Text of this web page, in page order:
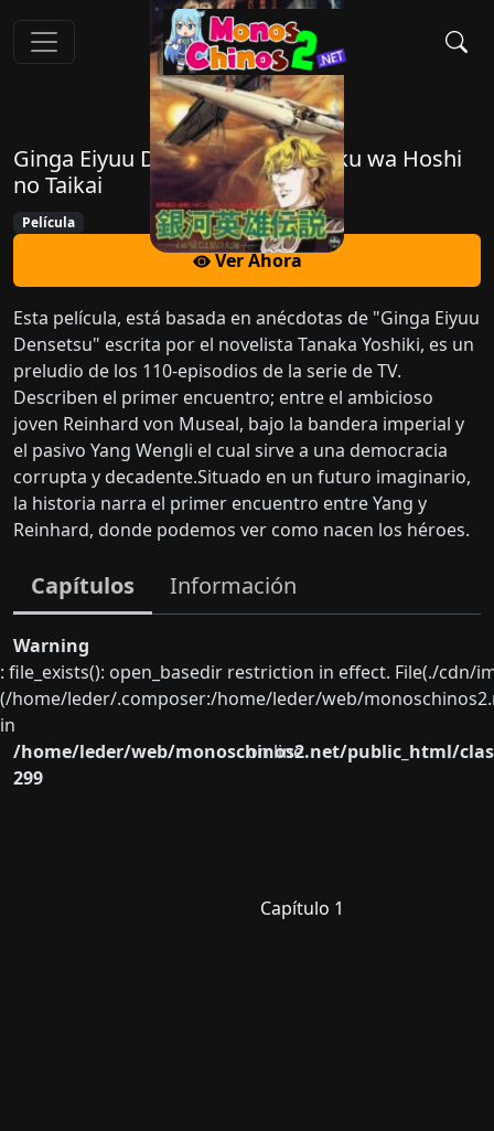
Ginga Eiyuu Densetsu: Waga Yuku wa Hoshi
no Taikai
Película
Ver Ahora
Esta película, está basada en anécdotas de "Ginga Eiyuu
Densetsu" escrita por el novelista Tanaka Yoshiki, es un
preludio de los 110-episodios de la serie de TV.
Describen el primer encuentro; entre el ambicioso
joven Reinhard von Museal, bajo la bandera imperial y
el pasivo Yang Wengli el cual sirve a una democracia
corrupta y decadente.Situado en un futuro imaginario,
la historia narra el primer encuentro entre Yang y
Reinhard, donde podemos ver como nacen los héroes.
Capítulos Información
Warning
: file_exists(): open_basedir restriction in effect. File(./
(/home/leder/.composer:/home/leder/web/
in
/home/leder/web/monoschinos2.net/public_html/
on line
299
Capítulo 1